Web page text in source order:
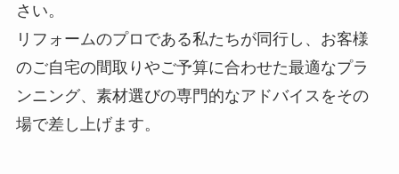
さい。
リフォームのプロである私たちが同行し、お客様
のご自宅の間取りやご予算に合わせた最適なプラ
ンニング、素材選びの専門的なアドバイスをその
場で差し上げます。